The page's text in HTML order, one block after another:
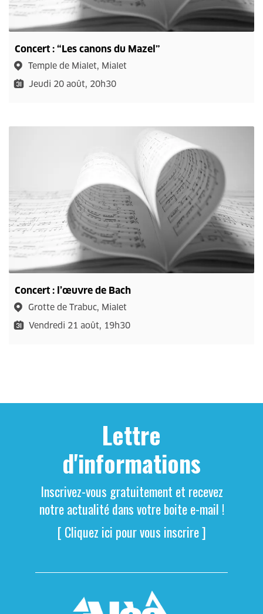
Concert : “Les canons du Mazel”
Temple de Mialet, Mialet
Jeudi 20 août, 20h30
Concert : l’œuvre de Bach
Grotte de Trabuc, Mialet
Vendredi 21 août, 19h30
Lettre
d'informations
Inscrivez-vous gratuitement et recevez
notre actualité dans votre boite e-mail !
[ Cliquez ici pour vous inscrire ]